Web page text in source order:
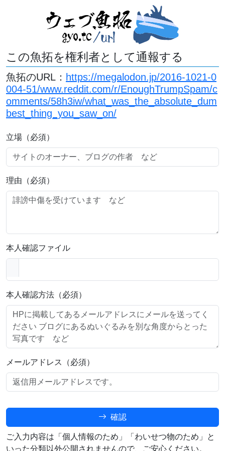
この魚拓を権利者として通報する
魚拓のURL： https://megalodon.jp/2016-1021-0
004-51/www.reddit.com/r/EnoughTrumpSpam/c
omments/58h3iw/what_was_the_absolute_dum
best_thing_you_saw_on/
立場（必須）
理由（必須）
本人確認ファイル
本人確認方法（必須）
メールアドレス（必須）
確認
ご入力内容は「個人情報のため」「わいせつ物のため」と
いった分類以外公開されませんので、ご安心ください。